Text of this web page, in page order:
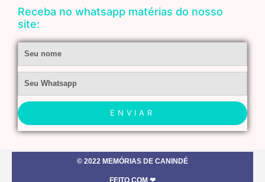
k
a
Receba no whatsapp matérias do nosso
site:
ENVIAR
© 2022 MEMÓRIAS DE CANINDÉ
FEITO COM ❤